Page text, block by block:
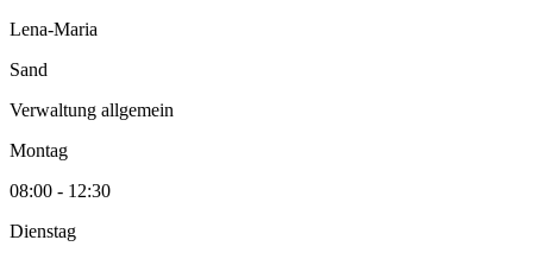
Lena-Maria
Sand
Verwaltung allgemein
Montag
08:00 - 12:30
Dienstag